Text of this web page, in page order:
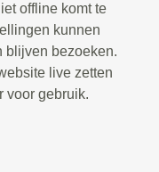
offline komt te
kunnen
blijven bezoeken.
live zetten
voor gebruik.